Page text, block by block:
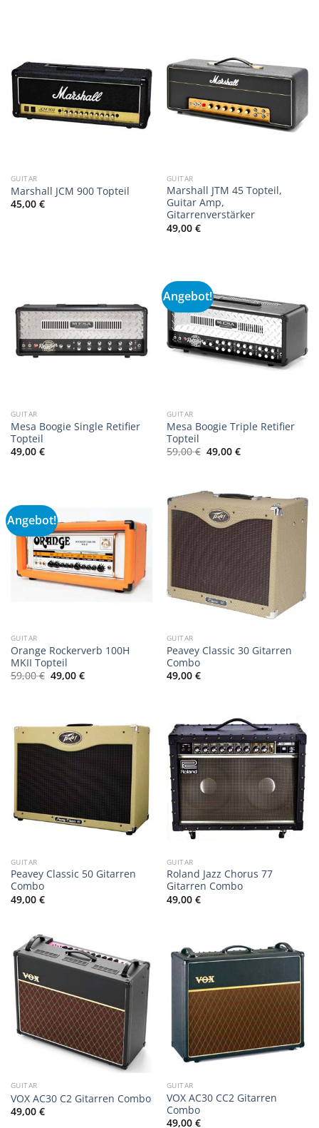
GUITAR
Marshall JCM 900 Topteil
45,00 €
GUITAR
Marshall JTM 45 Topteil,
Guitar Amp,
Gitarrenverstärker
49,00 €
GUITAR
Mesa Boogie Single Retifier
Topteil
49,00 €
Angebot!
GUITAR
Mesa Boogie Triple Retifier
Topteil
59,00€ Ursprünglicher
Preis
49,00 €Aktueller
Angebot!
GUITAR
Orange Rockerverb 100H
MKII Topteil
59,00€ Ursprünglicher
Preis
49,00 €Aktueller
Preis
GUITAR
Peavey Classic 30 Gitarren
Combo
49,00 €
GUITAR
Peavey Classic 50 Gitarren
Combo
49,00 €
GUITAR
Roland Jazz Chorus 77
Gitarren Combo
49,00 €
GUITAR
VOX AC30 C2 Gitarren Combo
49,00 €
GUITAR
VOX AC30 CC2 Gitarren
Combo
49,00 €